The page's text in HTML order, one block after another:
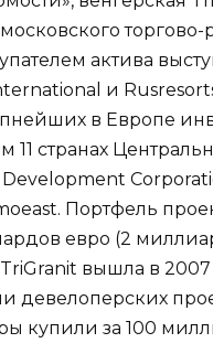
торгово-
актива
и
в Европе
11 странах
Портфель
евро (2
вышла в
девелоперских
купили за 100